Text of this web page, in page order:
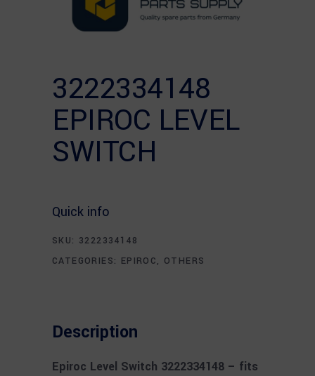
3222334148
EPIROC LEVEL
SWITCH
Quick info
SKU: 3222334148
CATEGORIES: EPIROC, OTHERS
Description
Epiroc Level Switch 3222334148 – fits